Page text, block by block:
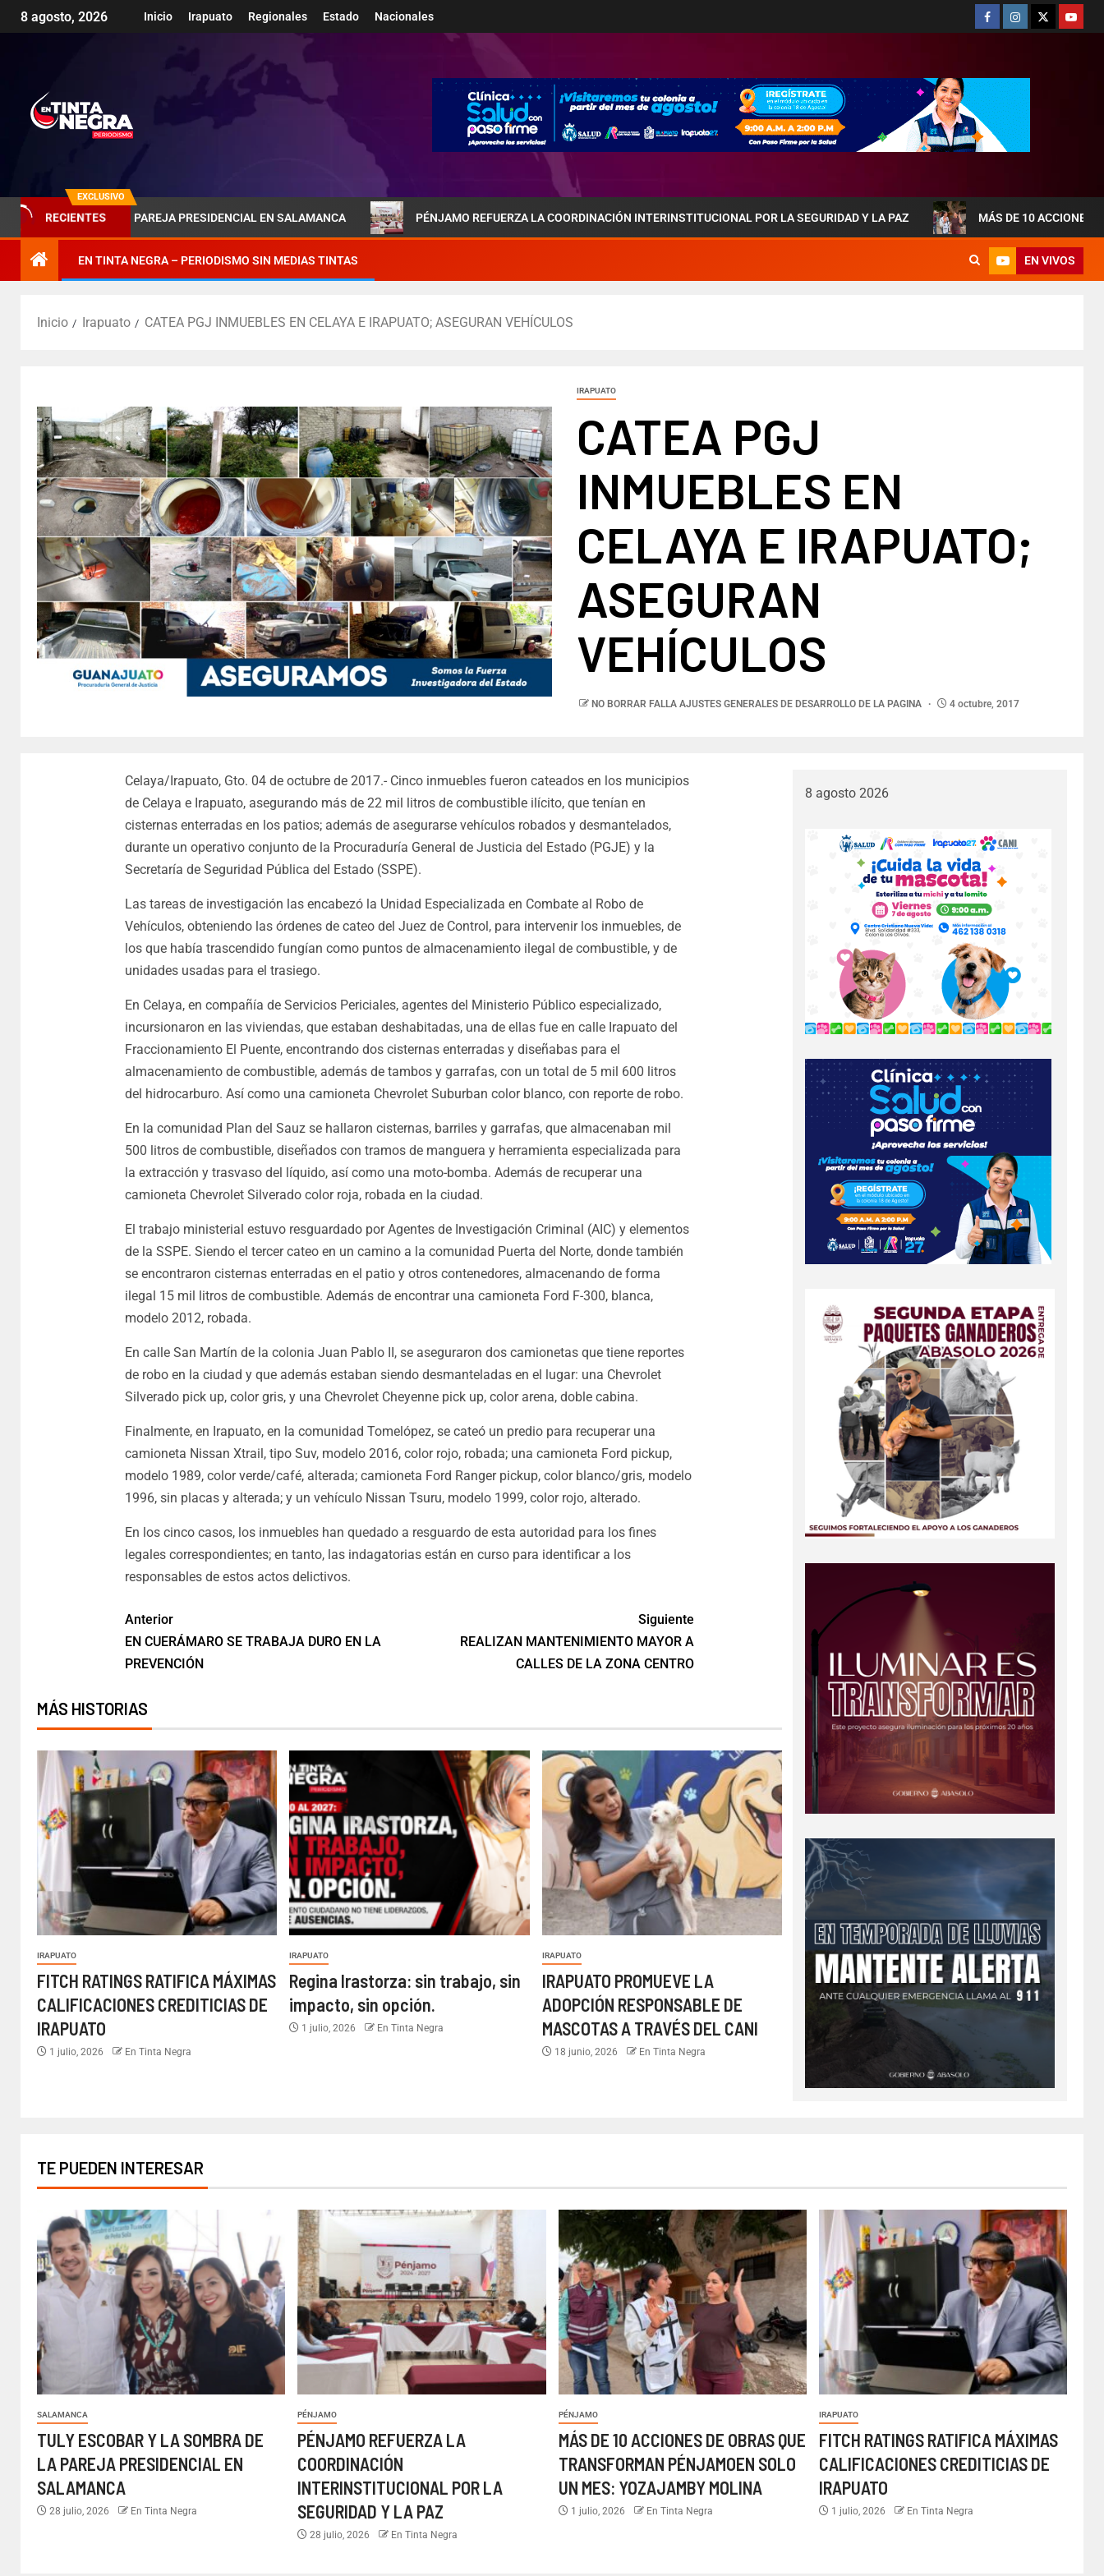
8 agosto, 2026 Inicio Irapuato Regionales Estado Nacionales
EXCLUSIVO
RECIENTES
DE LA PAREJA PRESIDENCIAL EN SALAMANCA PÉNJAMO REFUERZA LA COORDINACIÓN INTERINSTITUCIONAL POR LA SEGURIDAD Y LA PAZ MÁS DE 10 ACCIONES DE OBRAS
EN TINTA NEGRA – PERIODISMO SIN MEDIAS TINTAS EN VIVOS
Inicio Irapuato CATEA PGJ INMUEBLES EN CELAYA E IRAPUATO; ASEGURAN VEHÍCULOS
IRAPUATO
CATEA PGJ
INMUEBLES EN
CELAYA E IRAPUATO;
ASEGURAN
VEHÍCULOS
NO BORRAR FALLA AJUSTES GENERALES DE DESARROLLO DE LA PAGINA 4 octubre, 2017
Celaya/Irapuato, Gto. 04 de octubre de 2017.- Cinco inmuebles fueron cateados en los municipios
de Celaya e Irapuato, asegurando más de 22 mil litros de combustible ilícito, que tenían en
cisternas enterradas en los patios; además de asegurarse vehículos robados y desmantelados,
durante un operativo conjunto de la Procuraduría General de Justicia del Estado (PGJE) y la
Secretaría de Seguridad Pública del Estado (SSPE).
Las tareas de investigación las encabezó la Unidad Especializada en Combate al Robo de
Vehículos, obteniendo las órdenes de cateo del Juez de Control, para intervenir los inmuebles, de
los que había trascendido fungían como puntos de almacenamiento ilegal de combustible, y de
unidades usadas para el trasiego.
En Celaya, en compañía de Servicios Periciales, agentes del Ministerio Público especializado,
incursionaron en las viviendas, que estaban deshabitadas, una de ellas fue en calle Irapuato del
Fraccionamiento El Puente, encontrando dos cisternas enterradas y diseñabas para el
almacenamiento de combustible, además de tambos y garrafas, con un total de 5 mil 600 litros
del hidrocarburo. Así como una camioneta Chevrolet Suburban color blanco, con reporte de robo.
En la comunidad Plan del Sauz se hallaron cisternas, barriles y garrafas, que almacenaban mil
500 litros de combustible, diseñados con tramos de manguera y herramienta especializada para
la extracción y trasvaso del líquido, así como una moto-bomba. Además de recuperar una
camioneta Chevrolet Silverado color roja, robada en la ciudad.
El trabajo ministerial estuvo resguardado por Agentes de Investigación Criminal (AIC) y elementos
de la SSPE. Siendo el tercer cateo en un camino a la comunidad Puerta del Norte, donde también
se encontraron cisternas enterradas en el patio y otros contenedores, almacenando de forma
ilegal 15 mil litros de combustible. Además de encontrar una camioneta Ford F-300, blanca,
modelo 2012, robada.
En calle San Martín de la colonia Juan Pablo II, se aseguraron dos camionetas que tiene reportes
de robo en la ciudad y que además estaban siendo desmanteladas en el lugar: una Chevrolet
Silverado pick up, color gris, y una Chevrolet Cheyenne pick up, color arena, doble cabina.
Finalmente, en Irapuato, en la comunidad Tomelópez, se cateó un predio para recuperar una
camioneta Nissan Xtrail, tipo Suv, modelo 2016, color rojo, robada; una camioneta Ford pickup,
modelo 1989, color verde/café, alterada; camioneta Ford Ranger pickup, color blanco/gris, modelo
1996, sin placas y alterada; y un vehículo Nissan Tsuru, modelo 1999, color rojo, alterado.
En los cinco casos, los inmuebles han quedado a resguardo de esta autoridad para los fines
legales correspondientes; en tanto, las indagatorias están en curso para identificar a los
responsables de estos actos delictivos.
Anterior
EN CUERÁMARO SE TRABAJA DURO EN LA
PREVENCIÓN
Siguiente
REALIZAN MANTENIMIENTO MAYOR A
CALLES DE LA ZONA CENTRO
MÁS HISTORIAS
IRAPUATO
FITCH RATINGS RATIFICA MÁXIMAS
CALIFICACIONES CREDITICIAS DE
IRAPUATO
1 julio, 2026 En Tinta Negra
IRAPUATO
Regina Irastorza: sin trabajo, sin
impacto, sin opción.
1 julio, 2026 En Tinta Negra
IRAPUATO
IRAPUATO PROMUEVE LA
ADOPCIÓN RESPONSABLE DE
MASCOTAS A TRAVÉS DEL CANI
18 junio, 2026 En Tinta Negra
8 agosto 2026
TE PUEDEN INTERESAR
SALAMANCA
TULY ESCOBAR Y LA SOMBRA DE
LA PAREJA PRESIDENCIAL EN
SALAMANCA
28 julio, 2026 En Tinta Negra
PÉNJAMO
PÉNJAMO REFUERZA LA
COORDINACIÓN
INTERINSTITUCIONAL POR LA
SEGURIDAD Y LA PAZ
28 julio, 2026 En Tinta Negra
PÉNJAMO
MÁS DE 10 ACCIONES DE OBRAS QUE
TRANSFORMAN PÉNJAMOEN SOLO
UN MES: YOZAJAMBY MOLINA
1 julio, 2026 En Tinta Negra
IRAPUATO
FITCH RATINGS RATIFICA MÁXIMAS
CALIFICACIONES CREDITICIAS DE
IRAPUATO
1 julio, 2026 En Tinta Negra